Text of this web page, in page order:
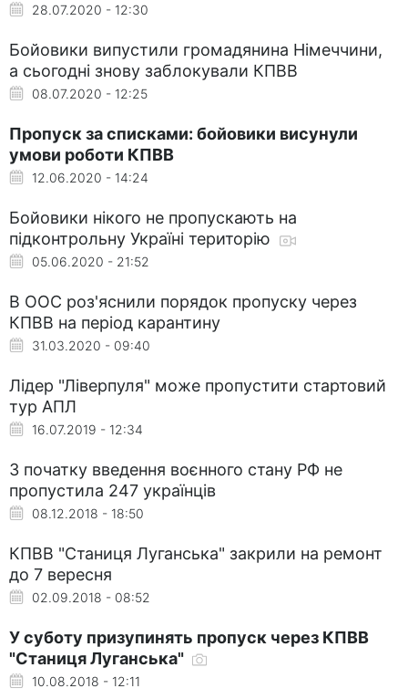
28.07.2020 - 12:30
Бойовики випустили громадянина Німеччини,
а сьогодні знову заблокували КПВВ
08.07.2020 - 12:25
Пропуск за списками: бойовики висунули
умови роботи КПВВ
12.06.2020 - 14:24
Бойовики нікого не пропускають на
підконтрольну Україні територію
05.06.2020 - 21:52
В ООС роз'яснили порядок пропуску через
КПВВ на період карантину
31.03.2020 - 09:40
Лідер "Ліверпуля" може пропустити стартовий
тур АПЛ
16.07.2019 - 12:34
З початку введення воєнного стану РФ не
пропустила 247 українців
08.12.2018 - 18:50
КПВВ "Станиця Луганська" закрили на ремонт
до 7 вересня
02.09.2018 - 08:52
У суботу призупинять пропуск через КПВВ
"Станиця Луганська"
10.08.2018 - 12:11